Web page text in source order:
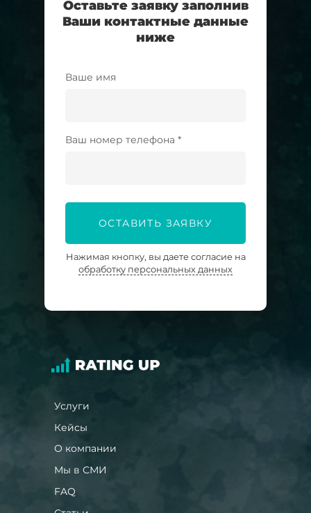
Услуги
Кейсы
О компании
Мы в СМИ
FAQ
Оставьте заявку заполнив
Ваши контактные данные
ниже
Ваше имя
Ваш номер телефона *
ОСТАВИТЬ ЗАЯВКУ
Нажимая кнопку, вы даете согласие на
обработку персональных данных